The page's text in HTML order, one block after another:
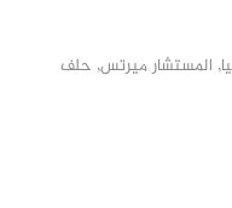
, المستشار ميرتس, حلف